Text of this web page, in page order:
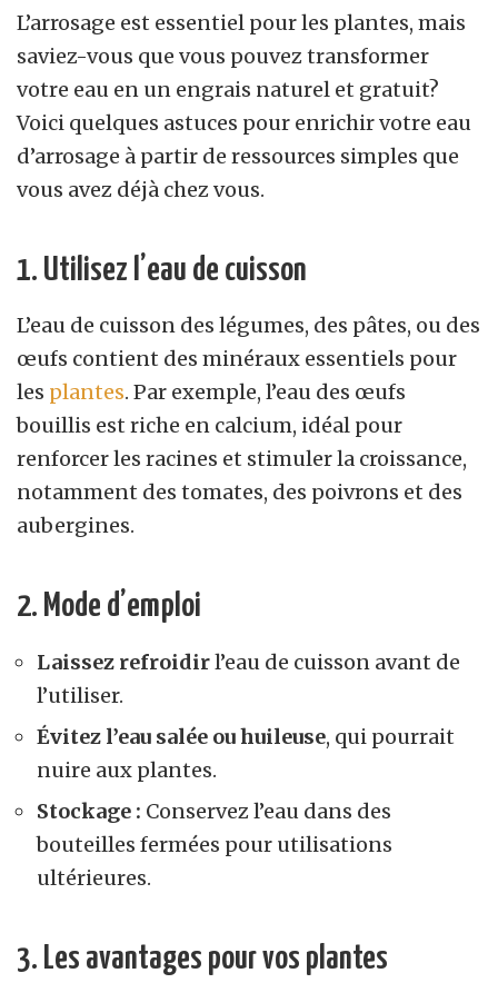
L’arrosage est essentiel pour les plantes, mais
saviez-vous que vous pouvez transformer
votre eau en un engrais naturel et gratuit?
Voici quelques astuces pour enrichir votre eau
d’arrosage à partir de ressources simples que
vous avez déjà chez vous.
1. Utilisez l’eau de cuisson
L’eau de cuisson des légumes, des pâtes, ou des
œufs contient des minéraux essentiels pour
les plantes. Par exemple, l’eau des œufs
bouillis est riche en calcium, idéal pour
renforcer les racines et stimuler la croissance,
notamment des tomates, des poivrons et des
aubergines.
2. Mode d’emploi
Laissez refroidirl’eau de cuisson avant de
l’utiliser.
Évitez l’eau salée ou huileuse, qui pourrait
nuire aux plantes.
Stockage : Conservez l’eau dans des
bouteilles fermées pour utilisations
ultérieures.
3. Les avantages pour vos plantes